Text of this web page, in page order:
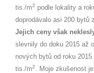
tis./m2 podle lokality a
doprodávalo asi 200 bytů
Jejich ceny však
slevnily do doku 2015 až
nových bytů od roku
tis./m2. Moje zkušenost